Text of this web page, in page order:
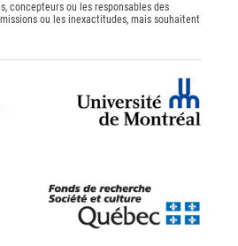
concepteurs ou les responsables des
ou les inexactitudes, mais souhaitent